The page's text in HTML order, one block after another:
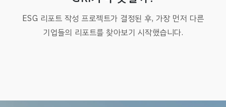
ESG 리포트 작성 프로젝트가 결정된 후, 가장 먼저 다른
기업들의 리포트를 찾아보기 시작했습니다.